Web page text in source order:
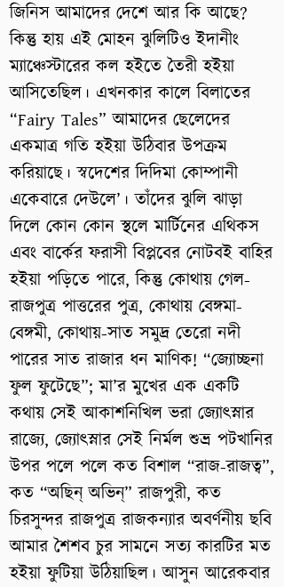
জিনিস আমাদের দেশে আর কি আছে?
কিন্তু হায় এই মোহন ঝুলিটিও ইদানীং
ম্যাঞ্চেস্টারের কল হইতে তৈরী হইয়া
আসিতেছিল। এখনকার কালে বিলাতের
“Fairy Tales” আমাদের ছেলেদের
একমাত্র গতি হইয়া উঠিবার উপক্রম
করিয়াছে। স্বদেশের দিদিমা কোম্পানী
একেবারে দেউলে’। তাঁদের ঝুলি ঝাড়া
দিলে কোন কোন স্থলে মার্টিনের এথিকস
এবং বার্কের ফরাসী বিপ্লবের নোটবই বাহির
হইয়া পড়িতে পারে, কিন্তু কোথায় গেল-
রাজপুত্র পাত্তরের পুত্র, কোথায় বেঙ্গমা-
বেঙ্গমী, কোথায়-সাত সমুদ্র তেরো নদী
পারের সাত রাজার ধন মাণিক! “জ্যোচ্ছনা
ফুল ফুটেছে”; মা’র মুখের এক একটি
কথায় সেই আকাশনিখিল ভরা জ্যোৎস্নার
রাজ্যে, জ্যোৎস্নার সেই নির্মল শুভ্র পটখানির
উপর পলে পলে কত বিশাল “রাজ-রাজত্ব”,
কত “অছিন্ অভিন্” রাজপুরী, কত
চিরসুন্দর রাজপুত্র রাজকন্যার অবর্ণনীয় ছবি
আমার শৈশব চুর সামনে সত্য কারটির মত
হইয়া ফুটিয়া উঠিয়াছিল। আসুন আরেকবার